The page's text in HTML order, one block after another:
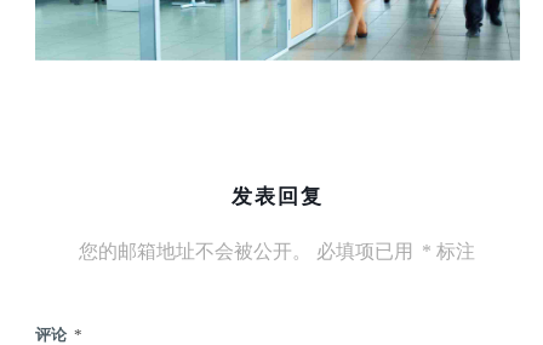
发表回复
您的邮箱地址不会被公开。 必填项已用 * 标注
评论 *